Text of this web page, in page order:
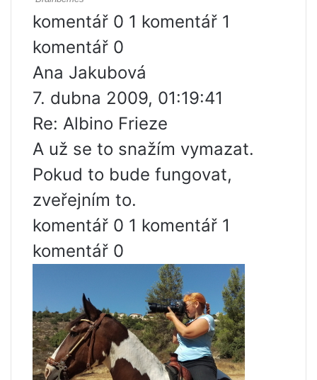
komentář 0 1 komentář 1
komentář 0
Ana Jakubová
7. dubna 2009, 01:19:41
Re: Albino Frieze
A už se to snažím vymazat.
Pokud to bude fungovat,
zveřejním to.
komentář 0 1 komentář 1
komentář 0